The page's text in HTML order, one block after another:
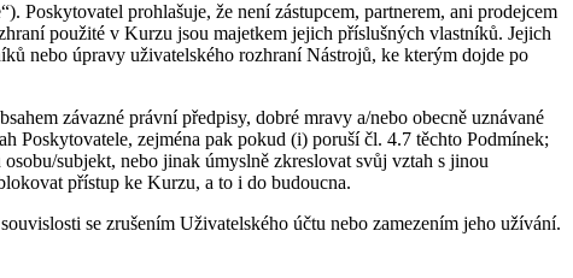
Poskytovatel prohlašuje, že není zástupcem, partnerem, ani prodejcem
použité v Kurzu jsou majetkem jejich příslušných vlastníků. Jejich
nebo úpravy uživatelského rozhraní Nástrojů, ke kterým dojde po
závazné právní předpisy, dobré mravy a/nebo obecně uznávané
Poskytovatele, zejména pak pokud (i) poruší čl. 4.7 těchto Podmínek;
subjekt, nebo jinak úmyslně zkreslovat svůj vztah s jinou
přístup ke Kurzu, a to i do budoucna.
se zrušením Uživatelského účtu nebo zamezením jeho užívání.